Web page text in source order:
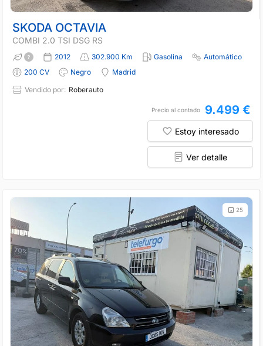
SKODA OCTAVIA
COMBI 2.0 TSI DSG RS
2012 302.900 Km Gasolina
Automático
200 CV
Negro
Madrid
Vendido por: Roberauto
Precio al contado 9.499 €
Estoy interesado
Ver detalle
25